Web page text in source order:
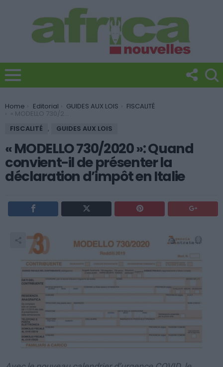
You are here:
Home Editorial GUIDES AUX LOIS FISCALITÉ
« MODELLO 730/2020 »: Quand convient-il de présenter la déclaration d’impôt en Italie
FISCALITÉ
, GUIDES AUX LOIS
« MODELLO 730/2020 »: Quand
convient-il de présenter la
déclaration d’impôt en Italie